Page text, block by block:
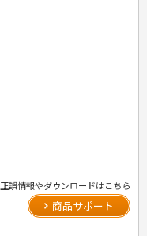
正誤情報やダウンロードはこちら
商品サポート